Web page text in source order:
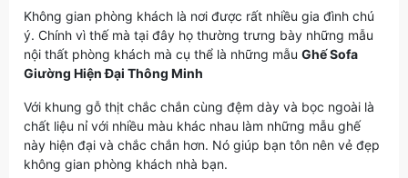
Không gian phòng khách là nơi được rất nhiều gia đình chú
ý. Chính vì thế mà tại đây họ thường trưng bày những mẫu
nội thất phòng khách mà cụ thể là những mẫu Ghế Sofa
Giường Hiện Đại Thông Minh
Với khung gỗ thịt chắc chắn cùng đệm dày và bọc ngoài là
chất liệu nỉ với nhiều màu khác nhau làm những mẫu ghế
này hiện đại và chắc chắn hơn. Nó giúp bạn tôn nên vẻ đẹp
không gian phòng khách nhà bạn.